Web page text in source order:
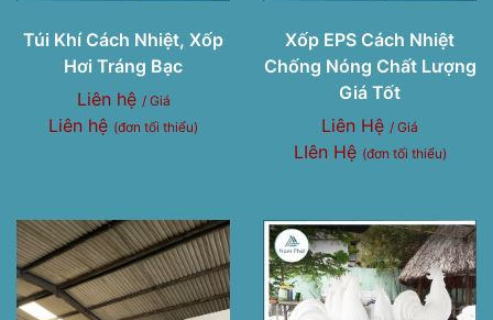
Túi Khí Cách Nhiệt, Xốp
Hơi Tráng Bạc
Liên hệ / Giá
Liên hệ (đơn tối thiểu)
Xốp EPS Cách Nhiệt
Chống Nóng Chất Lượng
Giá Tốt
Liên Hệ / Giá
LIên Hệ (đơn tối thiểu)